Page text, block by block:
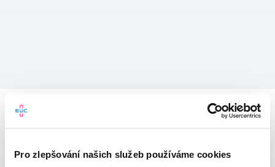
Pro zlepšování našich služeb používáme cookies